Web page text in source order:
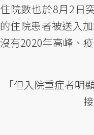
住院數也於8月2日
的住院患者被送入
沒有2020年高峰、
「但入院重症者明